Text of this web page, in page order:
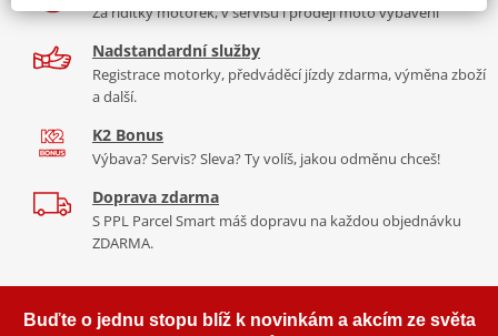
pádem je nejvhodnější pro úzká vodítka řetězů sportovních endur
nebo motokrosek. Je zároveň nejlehčí a nejpevnější a jako jediný
na trhu má ZST.
KTM 390 Duke, Honda CB 500 F, Yamaha R3
Kvalitní O-kroužkový řetěz sedí na podobné motorky jako DEX
řada, ale větší kubatury. Je vyroben z o něco kvalitnějších
Za řídítky motorek, v servisu i prodeji moto vybavení
Nadstandardní služby
Registrace motorky, předváděcí jízdy zdarma, výměna zboží
a další.
K2 Bonus
Výbava? Servis? Sleva? Ty volíš, jakou odměnu chceš!
Doprava zdarma
S PPL Parcel Smart máš dopravu na každou objednávku
ZDARMA.
Buďte o jednu stopu blíž k novinkám a akcím ze světa